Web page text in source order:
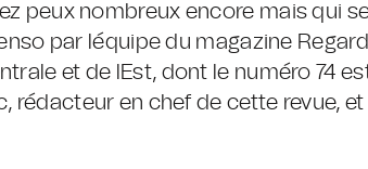
peux nombreux encore mais qui
par léquipe du magazine
et de lEst, dont le numéro 74
rédacteur en chef de cette revue, et